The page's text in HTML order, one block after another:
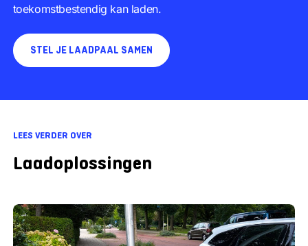
toekomstbestendig kan laden.
STEL JE LAADPAAL SAMEN
LEES VERDER OVER
Laadoplossingen